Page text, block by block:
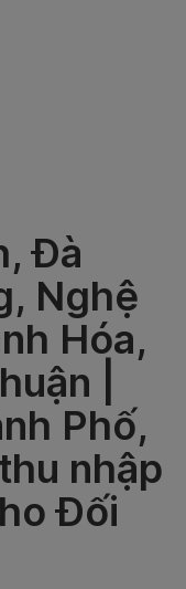
Đà
Nghệ
Hóa,
|
Phố,
nhập
Đối